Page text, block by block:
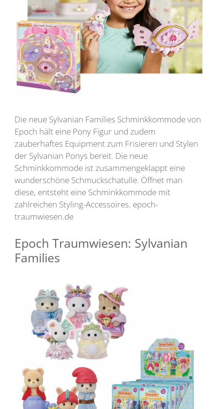
Die neue Sylvanian Families Schminkkommode von
Epoch hält eine Pony Figur und zudem
zauberhaftes Equipment zum Frisieren und Stylen
der Sylvanian Ponys bereit. Die neue
Schminkkommode ist zusammengeklappt eine
wunderschöne Schmuckschatulle. Öffnet man
diese, entsteht eine Schminkkommode mit
zahlreichen Styling-Accessoires. epoch-
traumwiesen.de
Epoch Traumwiesen: Sylvanian
Families